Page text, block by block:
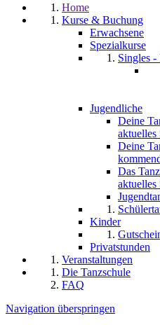
Home
Kurse & Buchung
Erwachsene
Spezialkurse
Singles -
Jugendliche
Deine
aktuelles
Deine
Das
aktuelles
Kinder
Privatstunden
Veranstaltungen
Die Tanzschule
FAQ
Navigation überspringen